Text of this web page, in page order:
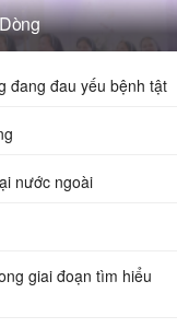
đang đau yếu bệnh tật
nước ngoài
giai đoạn tìm hiểu